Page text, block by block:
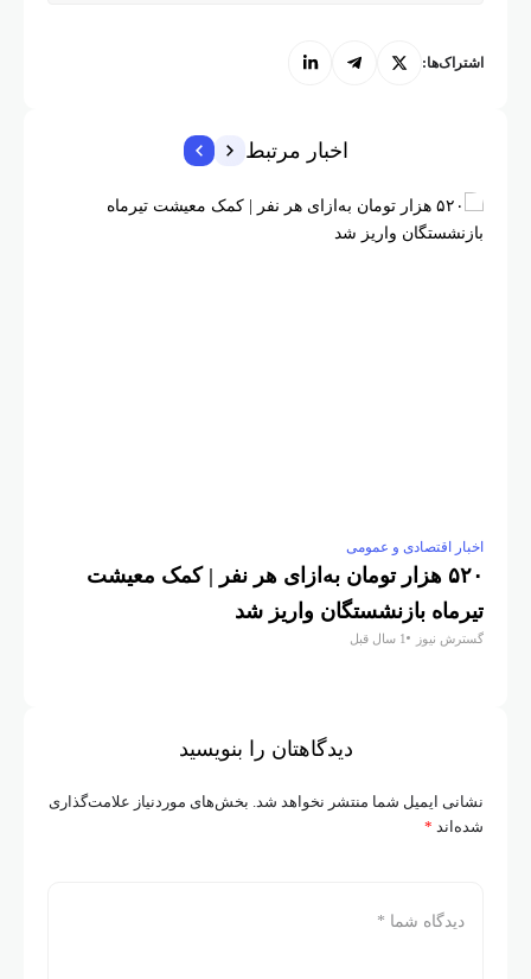
اشتراک‌ها:
اخبار مرتبط
اخبار اقتصادی و عمومی
۵۲۰ هزار تومان به‌ازای هر نفر | کمک معیشت
تیرماه بازنشستگان واریز شد
گسترش نیوز 1 سال قبل
دیدگاهتان را بنویسید
نشانی ایمیل شما منتشر نخواهد شد.
بخش‌های موردنیاز علامت‌گذاری
شده‌اند *